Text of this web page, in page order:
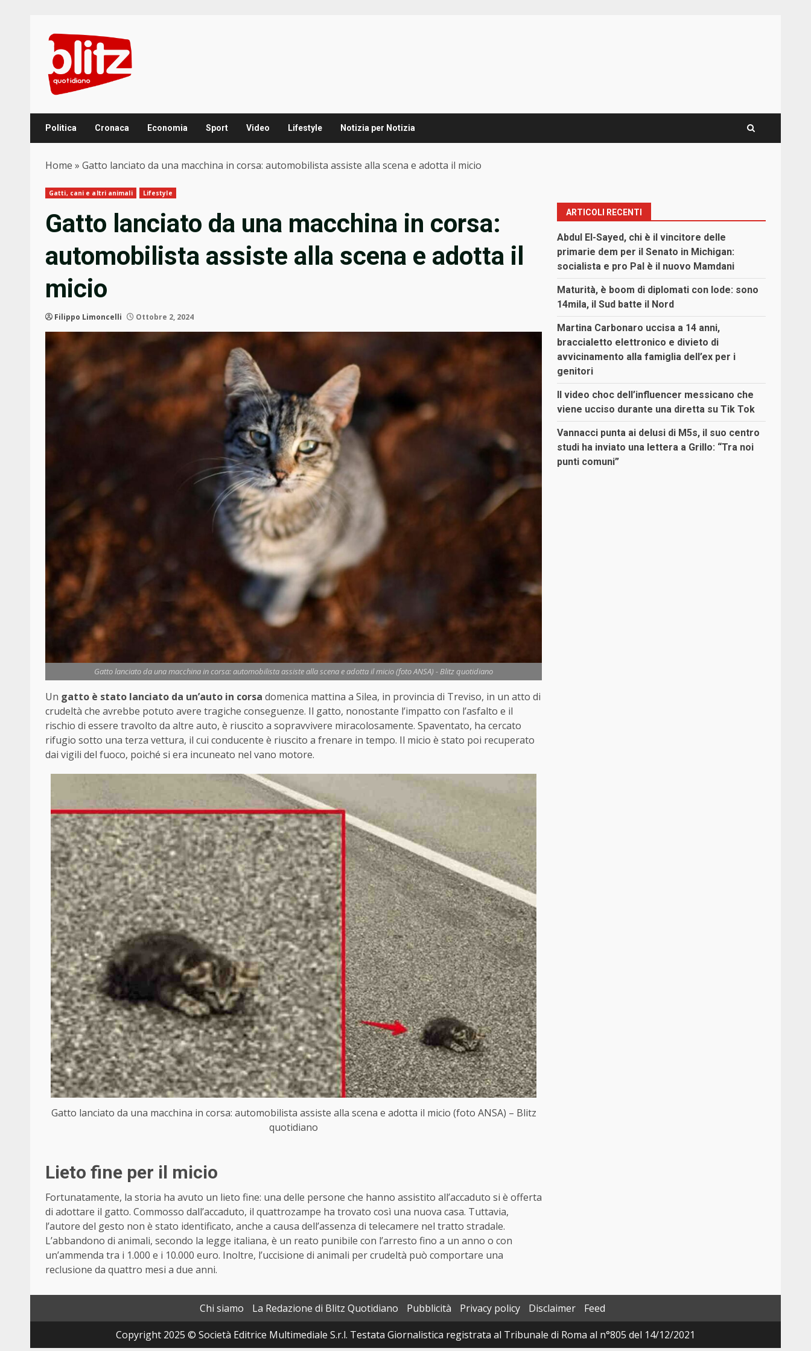
content
Politica Cronaca Economia Sport Video Lifestyle Notizia per Notizia
Home » Gatto lanciato da una macchina in corsa: automobilista assiste alla scena e adotta il micio
Gatti, cani e altri animali Lifestyle
Gatto lanciato da una macchina in corsa:
automobilista assiste alla scena e adotta il
micio
Filippo Limoncelli Ottobre 2, 2024
Gatto lanciato da una macchina in corsa: automobilista assiste alla scena e adotta il micio (foto ANSA) - Blitz quotidiano
Un gatto è stato lanciato da un’auto in corsa domenica mattina a Silea, in provincia di Treviso, in un atto di
crudeltà che avrebbe potuto avere tragiche conseguenze. Il gatto, nonostante l’impatto con l’asfalto e il
rischio di essere travolto da altre auto, è riuscito a sopravvivere miracolosamente. Spaventato, ha cercato
rifugio sotto una terza vettura, il cui conducente è riuscito a frenare in tempo. Il micio è stato poi recuperato
dai vigili del fuoco, poiché si era incuneato nel vano motore.
Gatto lanciato da una macchina in corsa: automobilista assiste alla scena e adotta il micio (foto ANSA) – Blitz
quotidiano
Lieto fine per il micio
Fortunatamente, la storia ha avuto un lieto fine: una delle persone che hanno assistito all’accaduto si è offerta
di adottare il gatto. Commosso dall’accaduto, il quattrozampe ha trovato così una nuova casa. Tuttavia,
l’autore del gesto non è stato identificato, anche a causa dell’assenza di telecamere nel tratto stradale.
L’abbandono di animali, secondo la legge italiana, è un reato punibile con l’arresto fino a un anno o con
un’ammenda tra i 1.000 e i 10.000 euro. Inoltre, l’uccisione di animali per crudeltà può comportare una
reclusione da quattro mesi a due anni.
ARTICOLI RECENTI
Abdul El-Sayed, chi è il vincitore delle
primarie dem per il Senato in Michigan:
socialista e pro Pal è il nuovo Mamdani
Maturità, è boom di diplomati con lode: sono
14mila, il Sud batte il Nord
Martina Carbonaro uccisa a 14 anni,
braccialetto elettronico e divieto di
avvicinamento alla famiglia dell’ex per i
genitori
Il video choc dell’influencer messicano che
viene ucciso durante una diretta su Tik Tok
Vannacci punta ai delusi di M5s, il suo centro
studi ha inviato una lettera a Grillo: “Tra noi
punti comuni”
Chi siamo La Redazione di Blitz Quotidiano Pubblicità Privacy policy Disclaimer
Feed
Copyright 2025 © Società Editrice Multimediale S.r.l. Testata Giornalistica registrata al Tribunale di Roma al n°805 del 14/12/2021